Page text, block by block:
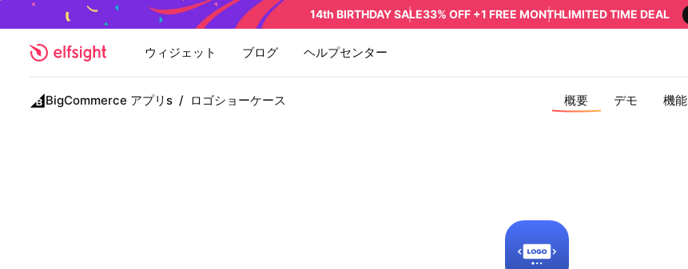
14th BIRTHDAY SALE33% OFF +1 FREE MONTHLIMITED TIME DEAL
ウィジェット ブログ ヘルプセンター
BigCommerce アプリs / ロゴショーケース 概要 デモ 機能